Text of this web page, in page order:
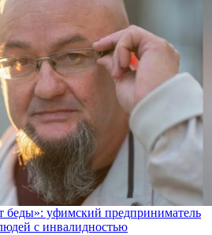
беды»: уфимский предприниматель
с инвалидностью